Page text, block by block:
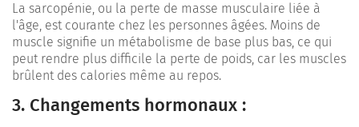
La sarcopénie, ou la perte de masse musculaire liée à
l'âge, est courante chez les personnes âgées. Moins de
muscle signifie un métabolisme de base plus bas, ce qui
peut rendre plus difficile la perte de poids, car les muscles
brûlent des calories même au repos.
3. Changements hormonaux :